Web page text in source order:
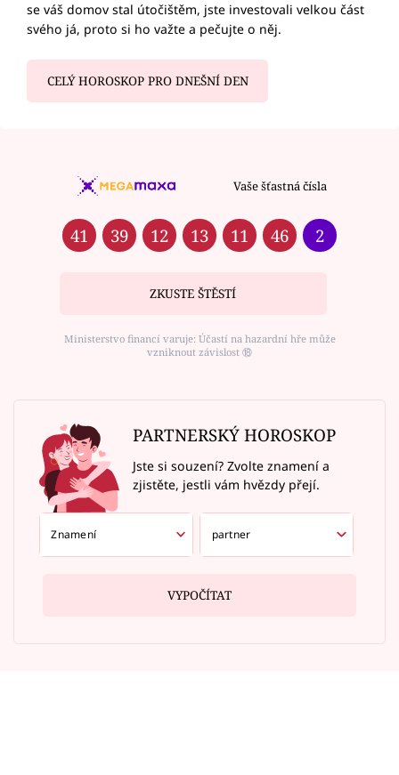
se váš domov stal útočištěm, jste investovali velkou část
svého já, proto si ho važte a pečujte o něj.
CELÝ HOROSKOP PRO DNEŠNÍ DEN
Vaše šťastná čísla
41 39 12 13 11 46 2
ZKUSTE ŠTĚSTÍ
Ministerstvo financí varuje: Účastí na hazardní hře může
vzniknout závislost ⑱
PARTNERSKÝ HOROSKOP
Jste si souzení? Zvolte znamení a
zjistěte, jestli vám hvězdy přejí.
VYPOČÍTAT